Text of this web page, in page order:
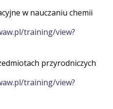
w nauczaniu chemii
training/view?
przyrodniczych
training/view?